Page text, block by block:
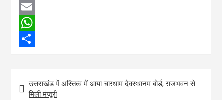
a
c
e
b
o
T
w
t
e
E
m
a
l
W
h
t
S
a
navigation
उत्तराखंड में अस्तित्व में आया चारधाम देवस्थानम बोर्ड, राजभवन से
मिली मंजूरी